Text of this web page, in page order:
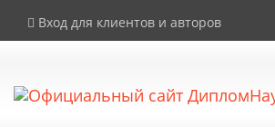
иные документы об образовании. Все
Вход для клиентов и авторов